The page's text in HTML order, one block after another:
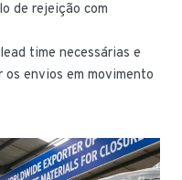
de rejeição com
time necessárias e
envios em movimento